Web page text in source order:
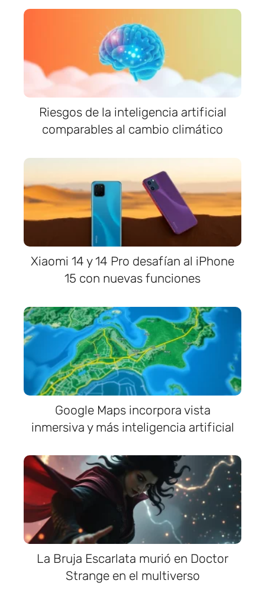
Riesgos de la inteligencia artificial
comparables al cambio climático
Xiaomi 14 y 14 Pro desafían al iPhone
15 con nuevas funciones
Google Maps incorpora vista
inmersiva y más inteligencia artificial
La Bruja Escarlata murió en Doctor
Strange en el multiverso